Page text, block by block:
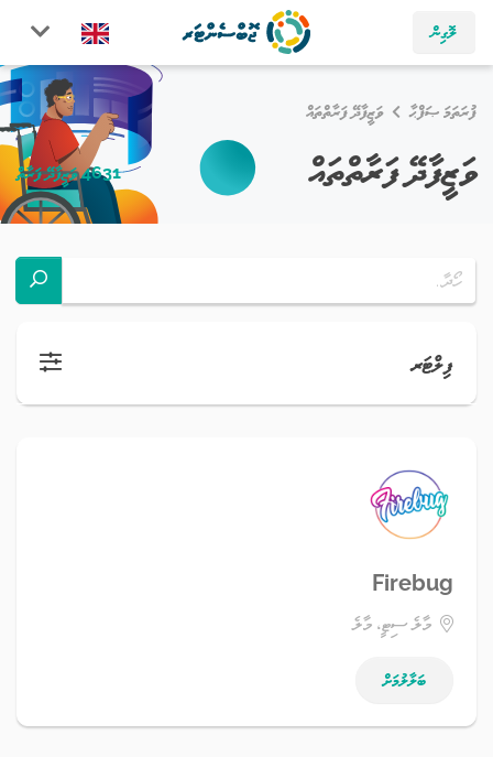
ލޮގިން
ފުރަތަމަ ޞަފްޙާ ވަޒީފާދޭ ފަރާތްތައް
ވަޒީފާދޭ ފަރާތްތައް 4631 ވަޒީފާދޭ ފަރާތް
ފިލްޓަރ
Firebug
މާލެ ސިޓީ، މާލެ
ބަލާލުމަށް